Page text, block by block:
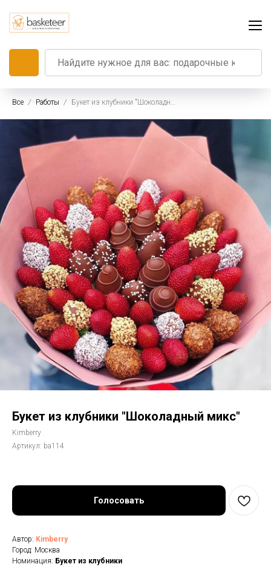
Все Работы
Букет из клубники "Шоколадный микс"
Kimberry
Артикул: ba114
Голосовать
Автор: Kimberry
Город: Москва
Номинация: Букет из клубники